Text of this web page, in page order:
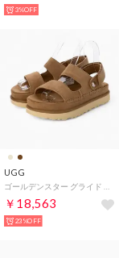
3%OFF
UGG
ゴールデンスター グライド サンダル （チェスナット）
￥18,563
23%OFF